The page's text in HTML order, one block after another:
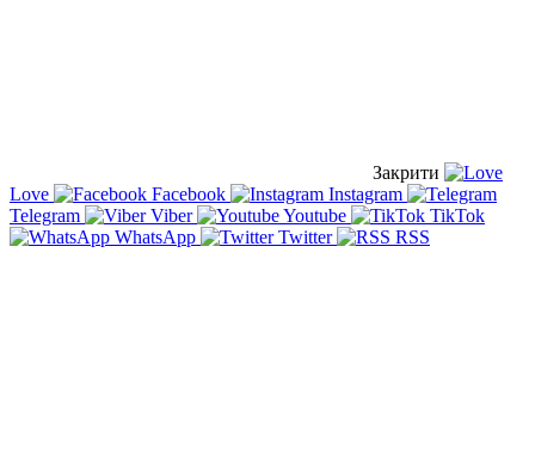
Закрити
Love
Facebook
Instagram
Telegram
Viber Youtube
TikTok
WhatsApp
Twitter RSS